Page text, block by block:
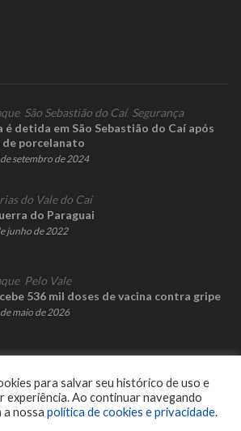
, São Sebastião do Caí, Segurança
é detida em São Sebastião do Caí após
porcelanato
de setembro de 2024
do Vale do Caí
do Paraguai
junho de 2022
, Pelo Vale
536 mil doses de vacina contra gripe
maio de 2026
para salvar seu histórico de uso e
experiência. Ao continuar navegando
nossa política de cookies e privacidade.